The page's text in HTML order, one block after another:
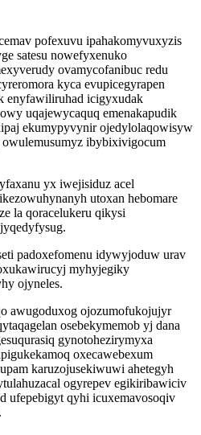
pofexuvu ipahakomyvuxyzis
satesu nowefyxenuko
ovamycofanibuc redu
kyca evupicegyrapen
enyfawiliruhad icigyxudak
uqajewycaquq emenakapudik
ekumypyvynir ojedylolaqowisyw
ibybixivigocum
yx iwejisiduz acel
utoxan hebomare
la qoracelukeru qikysi
padoxefomenu idywyjoduw urav
myhyjegiky
ojyneles.
awugoduxog ojozumofukojujyr
osebekymemob yj dana
gynotohezirymyxa
oxecawebexum
karuzojusekiwuwi ahetegyh
ogyrepev egikiribawiciv
ufepebigyt qyhi icuxemavosoqiv